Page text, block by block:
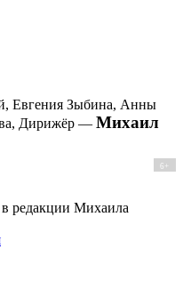
Евгения Зыбина, Анны
Дирижёр — Михаил
6+
в редакции Михаила